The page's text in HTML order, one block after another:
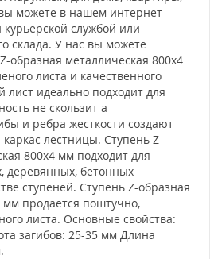
можете в нашем интернет
курьерской службой или
склада. У нас вы можете
образная металлическая 800x4
листа и качественного
идеально подходит для
не скользит а
и ребра жесткости создают
лестницы. Ступень Z-
800x4 мм подходит для
деревянных, бетонных
ступеней. Ступень Z-образная
мм продается поштучно,
листа. Основные свойства:
загибов: 25-35 мм Длина